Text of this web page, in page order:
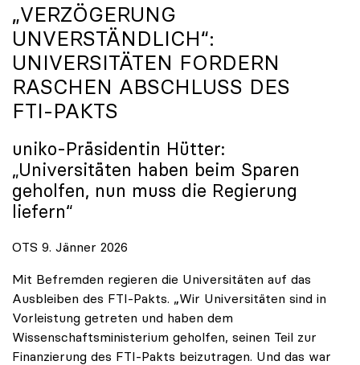
„VERZÖGERUNG
UNVERSTÄNDLICH“:
UNIVERSITÄTEN FORDERN
RASCHEN ABSCHLUSS DES
FTI-PAKTS
uniko-Präsidentin Hütter:
„Universitäten haben beim Sparen
geholfen, nun muss die Regierung
liefern“
OTS 9. Jänner 2026
Mit Befremden regieren die Universitäten auf das
Ausbleiben des FTI-Pakts. „Wir Universitäten sind in
Vorleistung getreten und haben dem
Wissenschaftsministerium geholfen, seinen Teil zur
Finanzierung des FTI-Pakts beizutragen. Und das war